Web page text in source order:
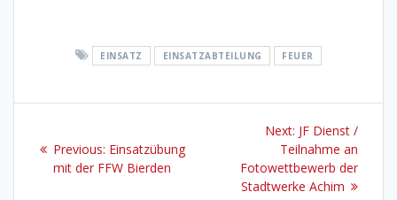
EINSATZ EINSATZABTEILUNG FEUER
Previous: Previous
post:
Einsatzübung
mit der FFW Bierden
Next: Next
post:
JF Dienst /
Teilnahme an
Fotowettbewerb der
Stadtwerke Achim